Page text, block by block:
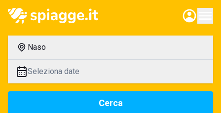
Naso
Seleziona date
Cerca